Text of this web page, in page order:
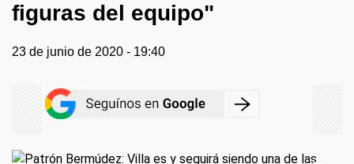
figuras del equipo"
23 de junio de 2020 - 19:40